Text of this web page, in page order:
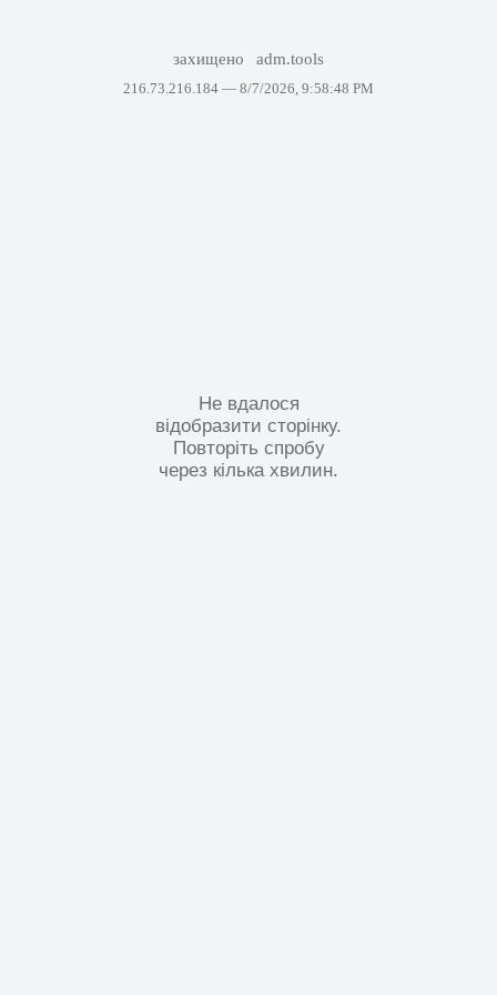
захищено adm.tools
216.73.216.184 — 8/7/2026, 9:58:48 PM
Не вдалося
відобразити сторінку.
Повторіть спробу
через кілька хвилин.